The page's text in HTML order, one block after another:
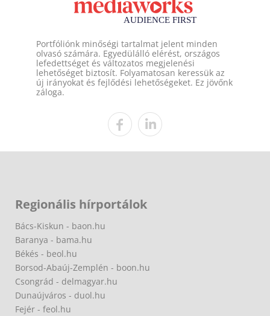
Portfóliónk minőségi tartalmat jelent minden
olvasó számára. Egyedülálló elérést, országos
lefedettséget és változatos megjelenési
lehetőséget biztosít. Folyamatosan keressük az
új irányokat és fejlődési lehetőségeket. Ez jövőnk
záloga.
Regionális hírportálok
Bács-Kiskun - baon.hu
Baranya - bama.hu
Békés - beol.hu
Borsod-Abaúj-Zemplén - boon.hu
Csongrád - delmagyar.hu
Dunaújváros - duol.hu
Fejér - feol.hu